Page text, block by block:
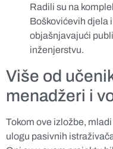
Radili su na
Boškovićevih djela
objašnjavajući
inženjerstvu.
Više od
menadžeri i
Tokom ove izložbe,
ulogu pasivnih